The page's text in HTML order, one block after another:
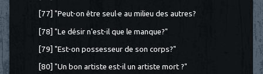
[77] "Peut-on être seul·e au milieu des autres?
[78] "Le désir n'est-il que le manque?"
[79] "Est-on possesseur de son corps?"
[80] "Un bon artiste est-il un artiste mort ?"